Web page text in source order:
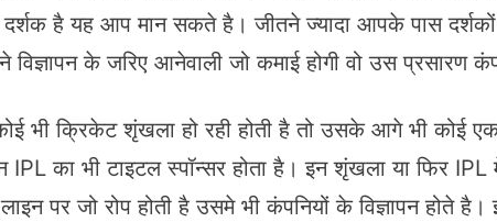
है यह आप मान सकते है। जीतने ज्यादा आपके पास दर्शकों
के जरिए आनेवाली जो कमाई होगी वो उस प्रसारण
भी क्रिकेट शृंखला हो रही होती है तो उसके आगे भी कोई
का भी टाइटल स्पॉन्सर होता है। इन शृंखला या फिर IPL
पर जो रोप होती है उसमे भी कंपनियों के विज्ञापन होते है।